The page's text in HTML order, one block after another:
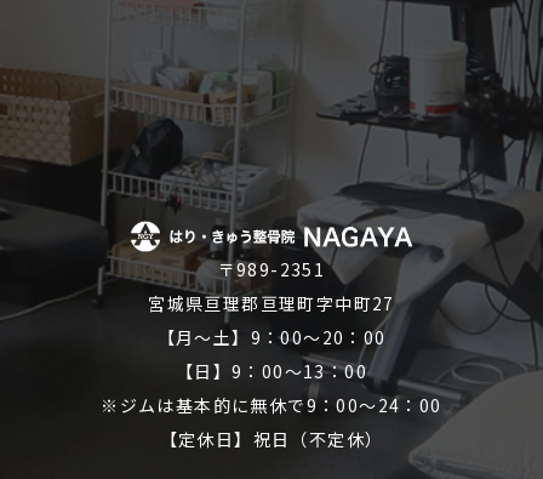
〒989-2351
宮城県亘理郡亘理町字中町27
【月～土】9：00～20：00
【日】9：00～13：00
※ジムは基本的に無休で9：00～24：00
【定休日】祝日（不定休）